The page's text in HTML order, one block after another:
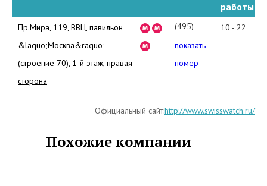
работы
Пр.Мира, 119, ВВЦ, павильон
&laquo;Москва&raquo;
(строение 70), 1-й этаж, правая
сторона
(495)
507-
75-
показать
номер
10 - 22
Официальный сайт:http://www.swisswatch.ru/
Похожие компании